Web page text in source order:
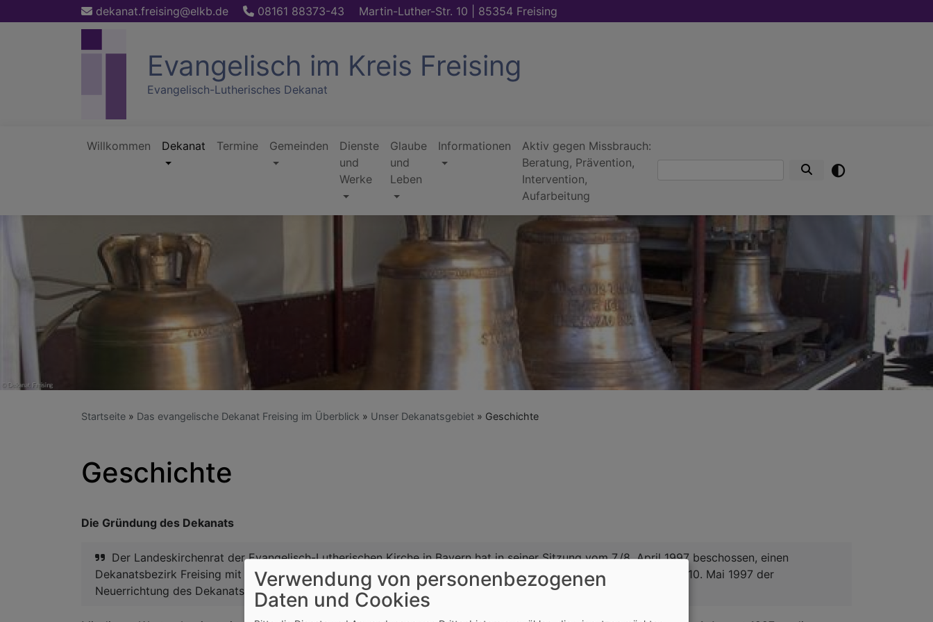
zum
dekanat.freising@elkb.de 08161 88373-43 Martin-Luther-Str. 10 | 85354 Freising
Evangelisch im Kreis Freising
Evangelisch-Lutherisches Dekanat
Willkommen Dekanat Termine Gemeinden
Dienste
und
Werke
Glaube
und
Leben
Informationen
Aktiv gegen Missbrauch:
Beratung, Prävention,
Intervention,
Aufarbeitung
Startseite Das evangelische Dekanat Freising im Überblick Unser Dekanatsgebiet Geschichte
Geschichte
Die Gründung des Dekanats
Der Landeskirchenrat der Evangelisch-Lutherischen Kirche in Bayern hat in seiner Sitzung vom 7./8. April 1997 beschossen, einen
Dekanatsbezirk Freising mit Sitz in Freising zu bilden. Der Landessynodalausschuss hat in seiner Sitzung vom 9./10. Mai 1997 der
Neuerrichtung des Dekanatsbezirks Freising zugestimmt.
Verwendung von personenbezogenen
Daten und Cookies